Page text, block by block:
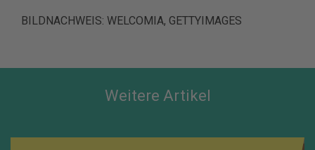
BILDNACHWEIS: WELCOMIA, GETTYIMAGES
Weitere Artikel